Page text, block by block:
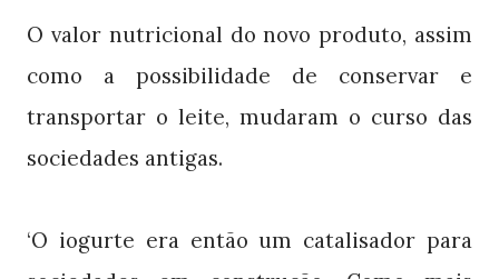
O valor nutricional do novo produto, assim
como a possibilidade de conservar e
transportar o leite, mudaram o curso das
sociedades antigas.
‘O iogurte era então um catalisador para